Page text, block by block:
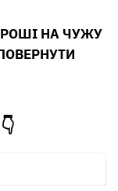
НА ЧУЖУ